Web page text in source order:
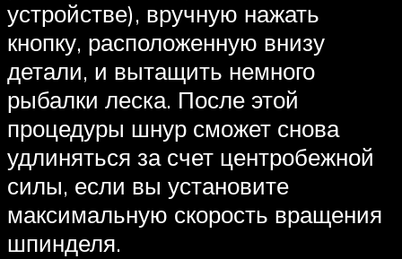
устройстве), вручную нажать
кнопку, расположенную внизу
детали, и вытащить немного
рыбалки леска. После этой
процедуры шнур сможет снова
удлиняться за счет центробежной
силы, если вы установите
максимальную скорость вращения
шпинделя.